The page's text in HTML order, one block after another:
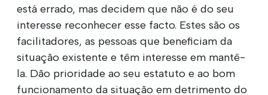
está errado, mas decidem que não é do seu
interesse reconhecer esse facto. Estes são os
facilitadores, as pessoas que beneficiam da
situação existente e têm interesse em mantê-
la. Dão prioridade ao seu estatuto e ao bom
funcionamento da situação em detrimento do